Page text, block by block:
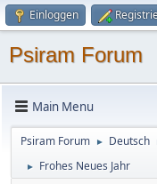
Einloggen
Psiram Forum
Main Menu
Psiram Forum ► Deutsch
► Frohes Neues Jahr